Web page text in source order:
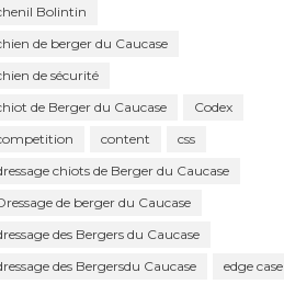
Bolintin
de berger du Caucase
de sécurité
de Berger du Caucase
Codex
content
css
chiots de Berger du Caucase
de berger du Caucase
des Bergers du Caucase
des Bergersdu Caucase
edge case